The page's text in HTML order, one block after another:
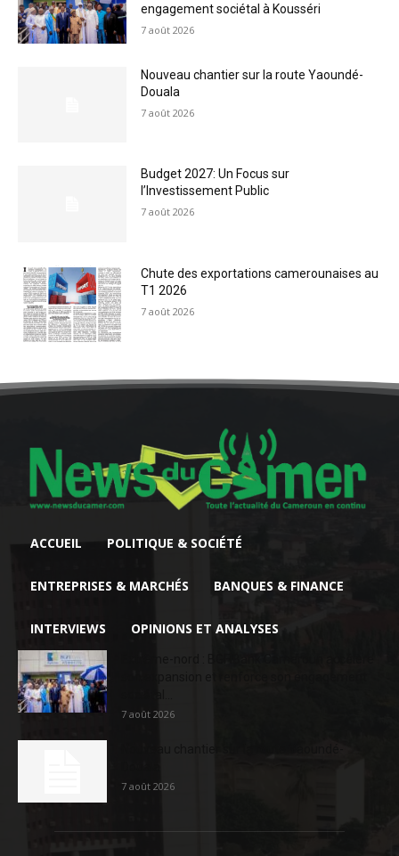
engagement sociétal à Kousséri
7 août 2026
Nouveau chantier sur la route Yaoundé-
Douala
7 août 2026
Budget 2027: Un Focus sur
l’Investissement Public
7 août 2026
Chute des exportations camerounaises au
T1 2026
7 août 2026
ACCUEIL POLITIQUE & SOCIÉTÉ
ENTREPRISES & MARCHÉS BANQUES & FINANCE
INTERVIEWS OPINIONS ET ANALYSES
7 août 2026
7 août 2026